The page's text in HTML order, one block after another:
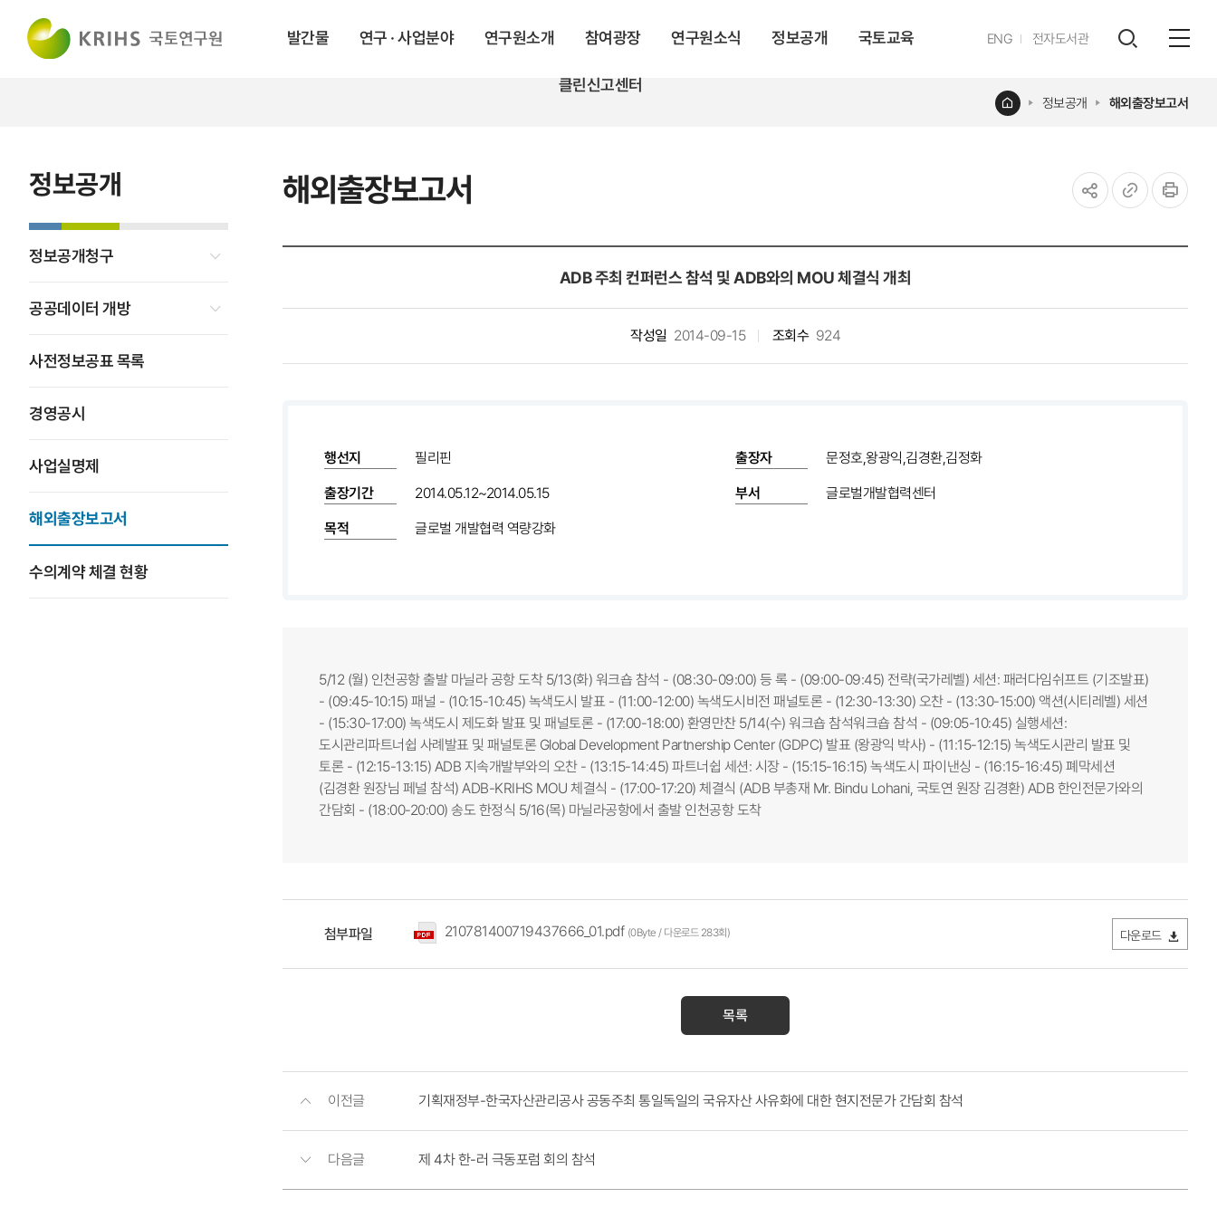
발간물 연구 · 사업분야 연구원소개 참여광장 연구원소식 정보공개 국토교육
클린신고센터
ENG영문전자도서관
레이어
해외출장보고서
홈 정보공개 해외출장보고서
정보공개
정보공개청구
공공데이터 개방
사전정보공표 목록
경영공시
사업실명제
해외출장보고서
수의계약 체결 현황
ADB 주최 컨퍼런스 참석 및 ADB와의 MOU 체결식 개최
작성일 2014-09-15 조회수 924
행선지 필리핀 출장자 문정호,왕광익,김경환,김정화
출장기간 2014.05.12~2014.05.15 부서 글로벌개발협력센터
목적 글로벌 개발협력 역량강화
5/12 (월) 인천공항 출발 마닐라 공항 도착 5/13(화) 워크숍 참석 - (08:30-09:00) 등 록 - (09:00-09:45) 전략(국가레벨) 세션: 패러다임쉬프트 (기조발표)
- (09:45-10:15) 패널 - (10:15-10:45) 녹색도시 발표 - (11:00-12:00) 녹색도시비전 패널토론 - (12:30-13:30) 오찬 - (13:30-15:00) 액션(시티레벨) 세션
- (15:30-17:00) 녹색도시 제도화 발표 및 패널토론 - (17:00-18:00) 환영만찬 5/14(수) 워크숍 참석워크숍 참석 - (09:05-10:45) 실행세션:
도시관리파트너쉽 사례발표 및 패널토론 Global Development Partnership Center (GDPC) 발표 (왕광익 박사) - (11:15-12:15) 녹색도시관리 발표 및
토론 - (12:15-13:15) ADB 지속개발부와의 오찬 - (13:15-14:45) 파트너쉽 세션: 시장 - (15:15-16:15) 녹색도시 파이낸싱 - (16:15-16:45) 폐막세션
(김경환 원장님 페널 참석) ADB-KRIHS MOU 체결식 - (17:00-17:20) 체결식 (ADB 부총재 Mr. Bindu Lohani, 국토연 원장 김경환) ADB 한인전문가와의
간담회 - (18:00-20:00) 송도 한정식 5/16(목) 마닐라공항에서 출발 인천공항 도착
첨부파일 210781400719437666_01.pdf (0Byte / 다운로드 283회) 다운로드
목록
이전글 기획재정부-한국자산관리공사 공동주최 통일독일의 국유자산 사유화에 대한 현지전문가 간담회 참석
다음글 제 4차 한-러 극동포럼 회의 참석